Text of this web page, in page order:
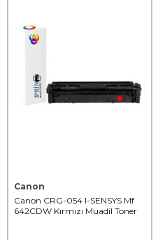
Canon
Canon CRG-054 I-SENSYS Mf
642CDW Kırmızı Muadil Toner